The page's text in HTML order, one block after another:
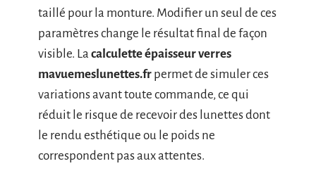
taillé pour la monture. Modifier un seul de ces
paramètres change le résultat final de façon
visible. La calculette épaisseur verres
mavuemeslunettes.fr permet de simuler ces
variations avant toute commande, ce qui
réduit le risque de recevoir des lunettes dont
le rendu esthétique ou le poids ne
correspondent pas aux attentes.